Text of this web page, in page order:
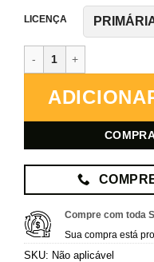
LICENÇA
Compre com toda
Sua compra está
SKU: Não aplicável